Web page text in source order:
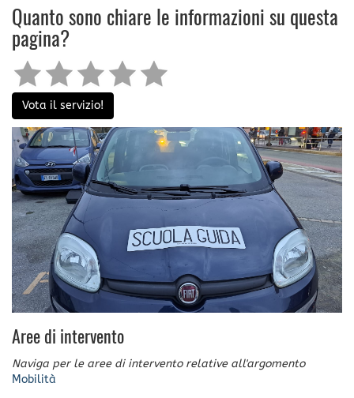
Quanto sono chiare le informazioni su questa
pagina?
Vota il servizio!
Aree di intervento
Naviga per le aree di intervento relative all'argomento
Mobilità